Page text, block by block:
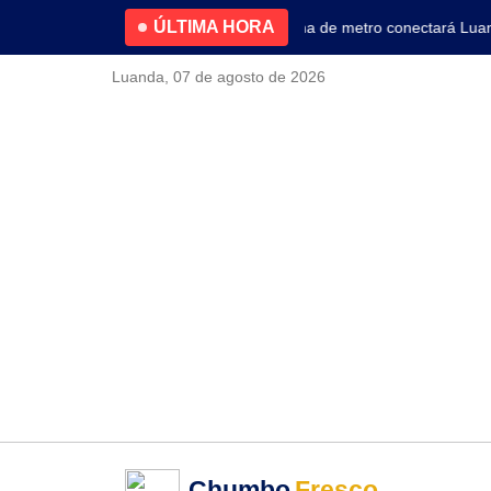
ÚLTIMA HORA
4.2% no primeiro trimestre Nova linha de metro conectará
Luanda, 07 de agosto de 2026